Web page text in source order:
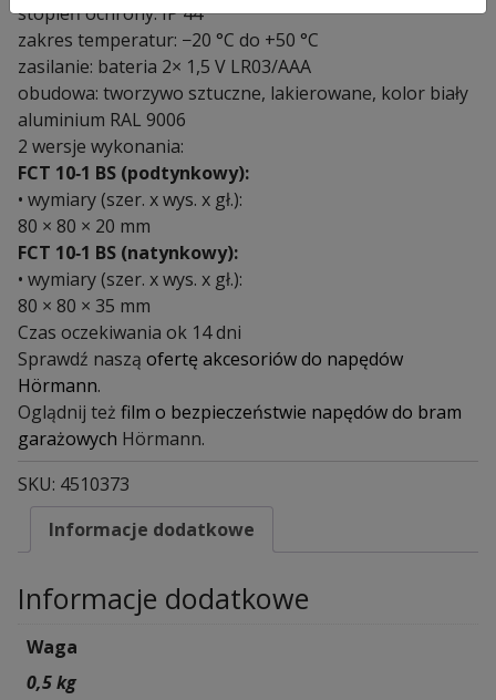
stopień ochrony: IP 44
zakres temperatur: −20 °C do +50 °C
zasilanie: bateria 2× 1,5 V LR03/AAA
obudowa: tworzywo sztuczne, lakierowane, kolor biały
aluminium RAL 9006
2 wersje wykonania:
FCT 10‑1 BS (podtynkowy):
• wymiary (szer. x wys. x gł.):
80 × 80 × 20 mm
FCT 10‑1 BS (natynkowy):
• wymiary (szer. x wys. x gł.):
80 × 80 × 35 mm
Czas oczekiwania ok 14 dni
Sprawdź naszą ofertę akcesoriów do napędów
Hörmann.
Oglądnij też film o bezpieczeństwie napędów do bram
garażowych Hörmann.
SKU: 4510373
Informacje dodatkowe
Informacje dodatkowe
Waga
0,5 kg